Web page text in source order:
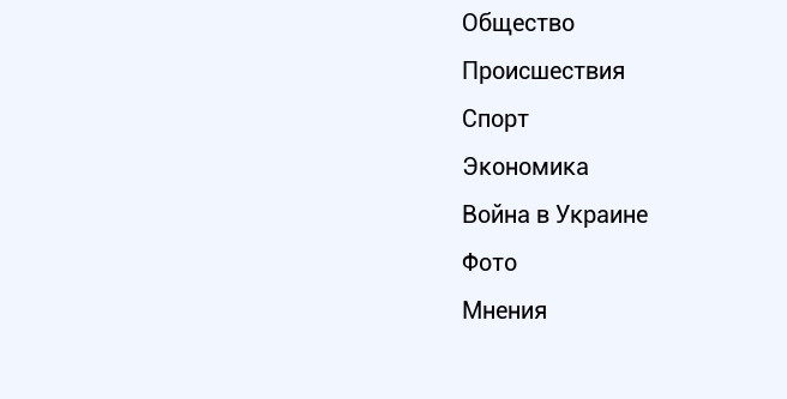
Общество
Происшествия
Спорт
Экономика
Война в Украине
Фото
Мнения